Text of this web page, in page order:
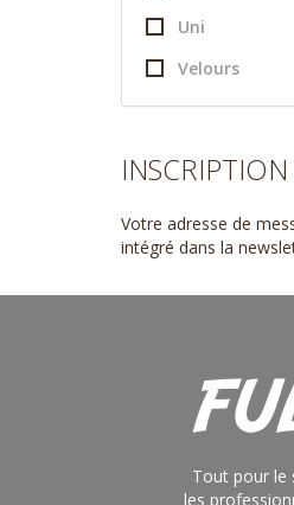
Uni
Velours
Votre adresse de
intégré dans la
Tout pour le
les